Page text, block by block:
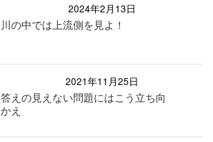
2024年2月13日
川の中では上流側を見よ！
2021年11月25日
答えの見えない問題にはこう立ち向
かえ